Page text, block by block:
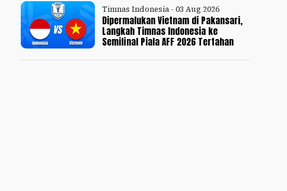
Timnas Indonesia - 03 Aug 2026
Dipermalukan Vietnam di Pakansari,
Langkah Timnas Indonesia ke
Semifinal Piala AFF 2026 Tertahan